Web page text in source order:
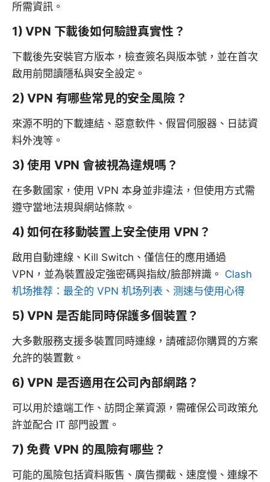
所需資訊。
1) VPN 下載後如何驗證真實性？
下載後先安裝官方版本，檢查簽名與版本號，並在首次
啟用前閱讀隱私與安全設定。
2) VPN 有哪些常見的安全風險？
來源不明的下載連結、惡意軟件、假冒伺服器、日誌資
料外洩等。
3) 使用 VPN 會被視為違規嗎？
在多數國家，使用 VPN 本身並非違法，但使用方式需
遵守當地法規與網站條款。
4) 如何在移動裝置上安全使用 VPN？
啟用自動連線、Kill Switch、僅信任的應用通過
VPN，並為裝置設定強密碼與指紋/臉部辨識。 Clash
机场推荐：最全的 VPN 机场列表、测速与使用心得
5) VPN 是否能同時保護多個裝置？
大多數服務支援多裝置同時連線，請確認你購買的方案
允許的裝置數。
6) VPN 是否適用在公司內部網路？
可以用於遠端工作、訪問企業資源，需確保公司政策允
許並配合 IT 部門設置。
7) 免費 VPN 的風險有哪些？
可能的風險包括資料販售、廣告攔截、速度慢、連線不